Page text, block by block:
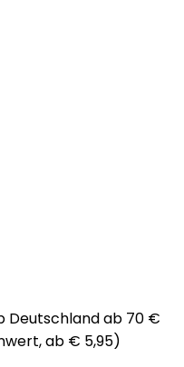
Deutschland ab 70 €
ab € 5,95)